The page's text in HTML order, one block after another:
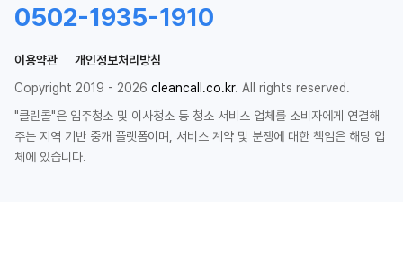
0502-1935-1910
이용약관
개인정보처리방침
Copyright 2019 - 2026 cleancall.co.kr. All rights reserved.
"클린콜"은 입주청소 및 이사청소 등 청소 서비스 업체를 소비자에게 연결해
주는 지역 기반 중개 플랫폼이며, 서비스 계약 및 분쟁에 대한 책임은 해당 업
체에 있습니다.